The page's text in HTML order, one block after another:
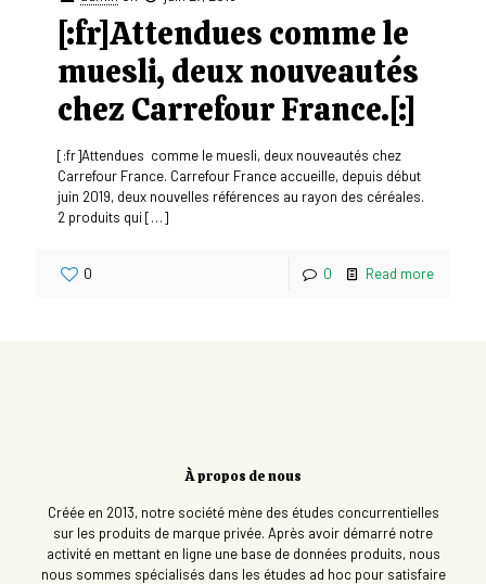
[:fr]Attendues comme le
muesli, deux nouveautés
chez Carrefour France.[:]
[:fr]Attendues comme le muesli, deux nouveautés chez
Carrefour France. Carrefour France accueille, depuis début
juin 2019, deux nouvelles références au rayon des céréales.
2 produits qui […]
0 0 Read more
À propos de nous
Créée en 2013, notre société mène des études concurrentielles
sur les produits de marque privée. Après avoir démarré notre
activité en mettant en ligne une base de données produits, nous
nous sommes spécialisés dans les études ad hoc pour satisfaire